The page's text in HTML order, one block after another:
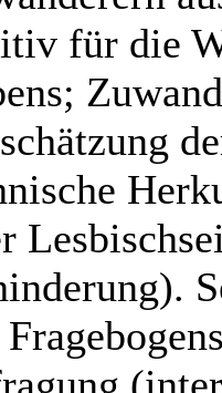
für die